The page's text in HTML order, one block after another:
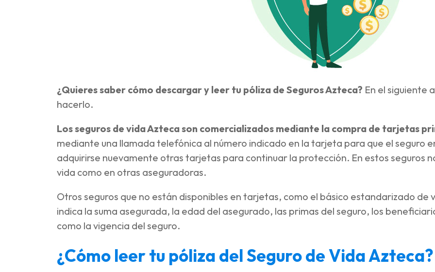
¿Quieres saber cómo descargar y leer tu póliza de Seguros Azteca? En el siguiente
hacerlo.
Los seguros de vida Azteca son comercializados mediante la compra de tarjetas
mediante una llamada telefónica al número indicado en la tarjeta para que el seguro
adquirirse nuevamente otras tarjetas para continuar la protección. En estos seguros
vida como en otras aseguradoras.
Otros seguros que no están disponibles en tarjetas, como el básico estandarizado de
indica la suma asegurada, la edad del asegurado, las primas del seguro, los
como la vigencia del seguro.
¿Cómo leer tu póliza del Seguro de Vida Azteca?